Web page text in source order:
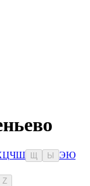
ЦЧШ Ы ЭЮ
Z